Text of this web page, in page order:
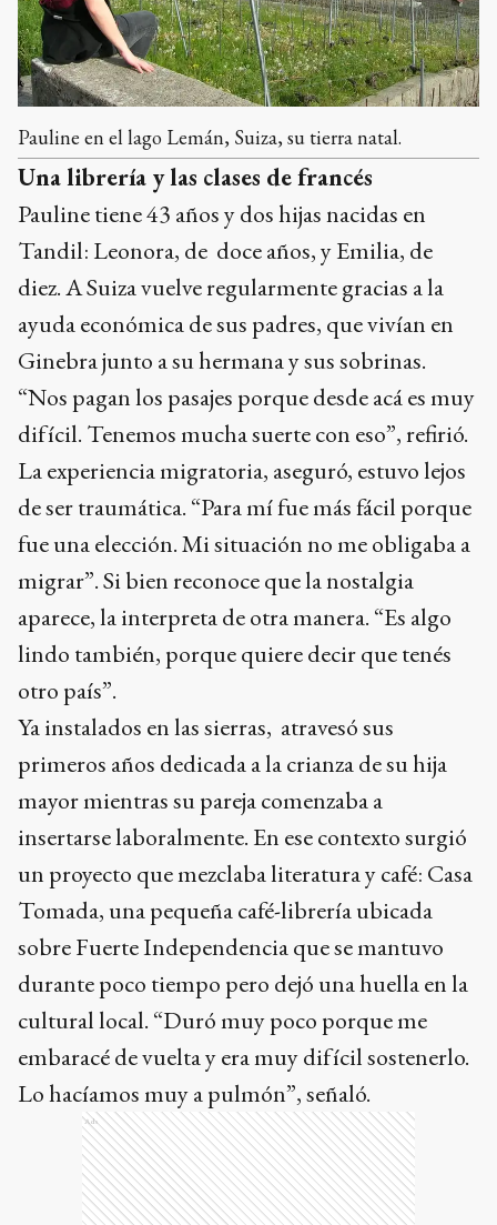
Pauline en el lago Lemán, Suiza, su tierra natal.
Una librería y las clases de francés
Pauline tiene 43 años y dos hijas nacidas en
Tandil: Leonora, de doce años, y Emilia, de
diez. A Suiza vuelve regularmente gracias a la
ayuda económica de sus padres, que vivían en
Ginebra junto a su hermana y sus sobrinas.
“Nos pagan los pasajes porque desde acá es muy
difícil. Tenemos mucha suerte con eso”, refirió.
La experiencia migratoria, aseguró, estuvo lejos
de ser traumática. “Para mí fue más fácil porque
fue una elección. Mi situación no me obligaba a
migrar”. Si bien reconoce que la nostalgia
aparece, la interpreta de otra manera. “Es algo
lindo también, porque quiere decir que tenés
otro país”.
Ya instalados en las sierras, atravesó sus
primeros años dedicada a la crianza de su hija
mayor mientras su pareja comenzaba a
insertarse laboralmente. En ese contexto surgió
un proyecto que mezclaba literatura y café: Casa
Tomada, una pequeña café-librería ubicada
sobre Fuerte Independencia que se mantuvo
durante poco tiempo pero dejó una huella en la
cultural local. “Duró muy poco porque me
embaracé de vuelta y era muy difícil sostenerlo.
Lo hacíamos muy a pulmón”, señaló.
Ads